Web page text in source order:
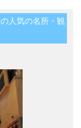
人気の名所・観